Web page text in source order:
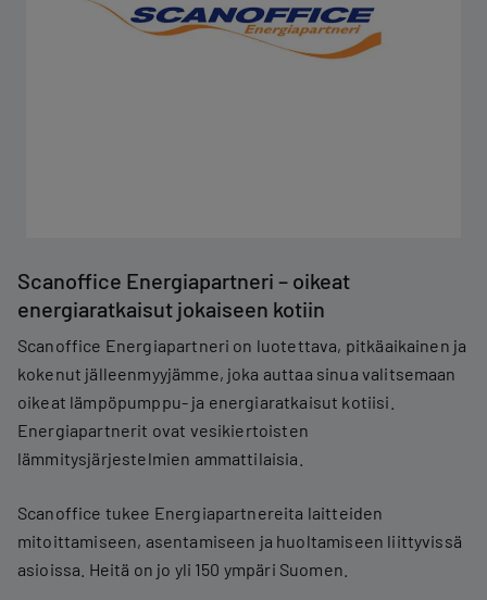
Scanoffice Energiapartneri – oikeat
energiaratkaisut jokaiseen kotiin
Scanoffice Energiapartneri on luotettava, pitkäaikainen ja
kokenut jälleenmyyjämme, joka auttaa sinua valitsemaan
oikeat lämpöpumppu- ja energiaratkaisut kotiisi.
Energiapartnerit ovat vesikiertoisten
lämmitysjärjestelmien ammattilaisia.
Scanoffice tukee Energiapartnereita laitteiden
mitoittamiseen, asentamiseen ja huoltamiseen liittyvissä
asioissa. Heitä on jo yli 150 ympäri Suomen.